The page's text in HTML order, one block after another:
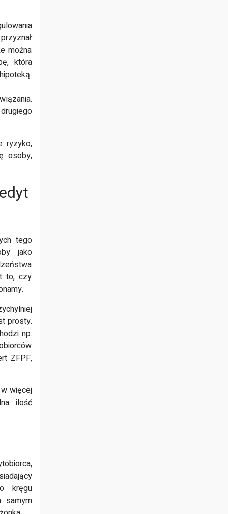
można
która
ryzyko,
osoby,
tego
jako
to, czy
prosty.
np.
ZFPF,
więcej
ilość
kręgu
samym